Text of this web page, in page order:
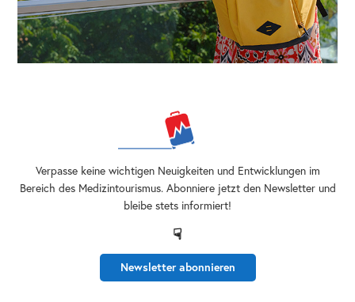
Verpasse keine wichtigen Neuigkeiten und Entwicklungen im
Bereich des Medizintourismus. Abonniere jetzt den Newsletter und
bleibe stets informiert!
☟
Newsletter abonnieren